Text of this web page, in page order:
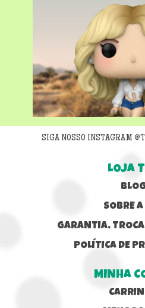
SIGA NOSSO INSTAGRAM
LOJA
BLOG
SOBRE A
GARANTIA, TROCA
POLÍTICA DE
MINHA